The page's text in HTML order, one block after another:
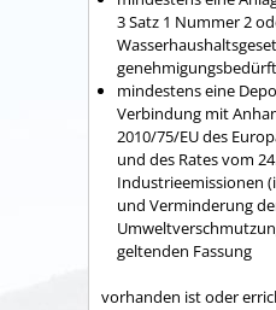
3 Satz 1 Nummer 2
mindestens eine
Verbindung mit
2010/75/EU des
und des Rates vom
Industrieemissionen
und Verminderung
geltenden Fassung
vorhanden ist oder